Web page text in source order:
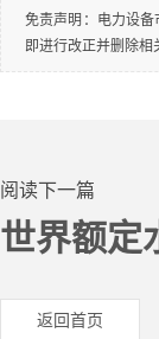
免责声明：电力设
即进行改正并删除相
阅读下一篇
世界额定
返回首页